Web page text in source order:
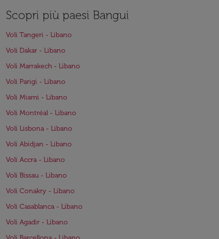
Scopri più paesi Bangui
Voli Tangeri - Libano
Voli Dakar - Libano
Voli Marrakech - Libano
Voli Parigi - Libano
Voli Miami - Libano
Voli Montréal - Libano
Voli Lisbona - Libano
Voli Abidjan - Libano
Voli Accra - Libano
Voli Bissau - Libano
Voli Conakry - Libano
Voli Casablanca - Libano
Voli Agadir - Libano